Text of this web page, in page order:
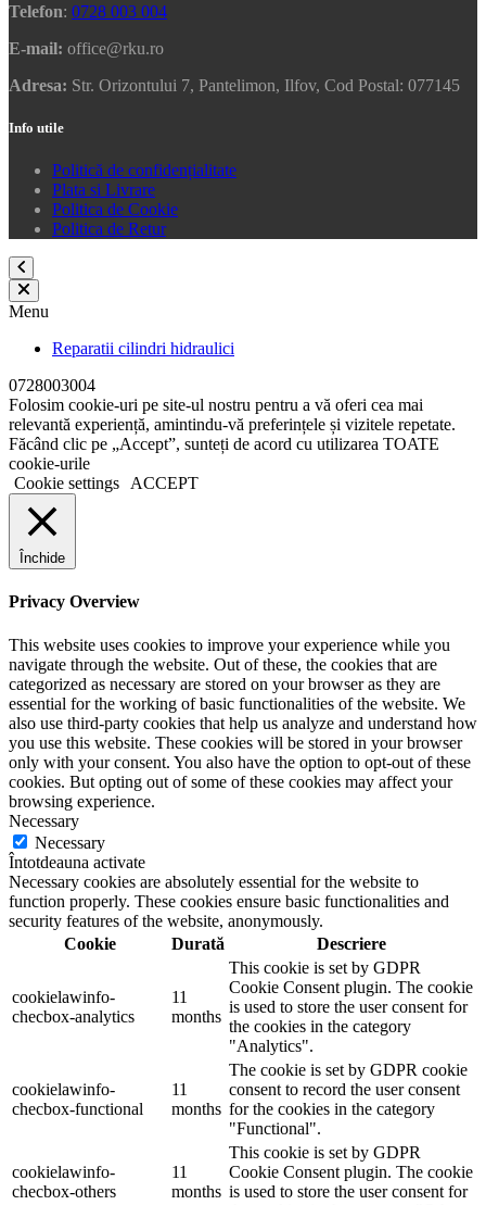
Telefon: 0728 003 004
E-mail: office@rku.ro
Adresa: Str. Orizontului 7, Pantelimon, Ilfov, Cod Postal: 077145
Info utile
Politică de confidențialitate
Plata si Livrare
Politica de Cookie
Politica de Retur
Menu
Reparatii cilindri hidraulici
0728003004
Folosim cookie-uri pe site-ul nostru pentru a vă oferi cea mai
relevantă experiență, amintindu-vă preferințele și vizitele repetate.
Făcând clic pe „Accept”, sunteți de acord cu utilizarea TOATE
cookie-urile
Cookie settings
ACCEPT
Închide
Privacy Overview
This website uses cookies to improve your experience while you
navigate through the website. Out of these, the cookies that are
categorized as necessary are stored on your browser as they are
essential for the working of basic functionalities of the website. We
also use third-party cookies that help us analyze and understand how
you use this website. These cookies will be stored in your browser
only with your consent. You also have the option to opt-out of these
cookies. But opting out of some of these cookies may affect your
browsing experience.
Necessary
Necessary
Întotdeauna activate
Necessary cookies are absolutely essential for the website to
function properly. These cookies ensure basic functionalities and
security features of the website, anonymously.
Cookie
Durată Descriere
cookielawinfo-
checbox-analytics
11
months
This cookie is set by GDPR
Cookie Consent plugin. The cookie
is used to store the user consent for
the cookies in the category
"Analytics".
cookielawinfo-
checbox-functional
11
months
The cookie is set by GDPR cookie
consent to record the user consent
for the cookies in the category
"Functional".
cookielawinfo-
checbox-others
11
months
This cookie is set by GDPR
Cookie Consent plugin. The cookie
is used to store the user consent for